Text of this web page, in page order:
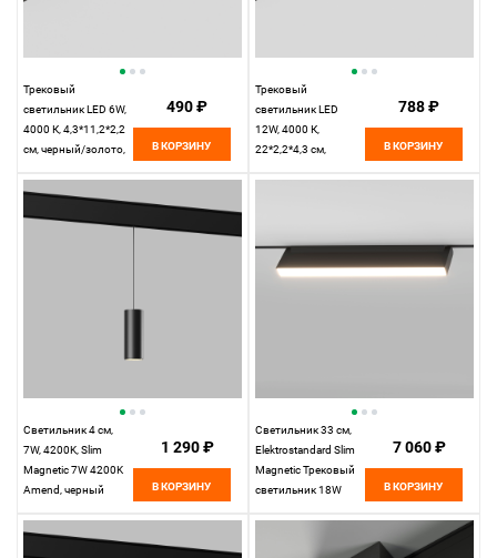
Трековый
светильник LED 6W,
4000 К, 4,3*11,2*2,2
см, черный/золото,
Magnetic 85101/01
490 ₽
В КОРЗИНУ
Трековый
светильник LED
12W, 4000 К,
22*2,2*4,3 см,
788 ₽
В КОРЗИНУ
Светильник 4 см,
7W, 4200K, Slim
Magnetic 7W 4200K
Amend, черный
1 290 ₽
В КОРЗИНУ
Светильник 33 см,
Elektrostandard Slim
Magnetic Трековый
светильник 18W
7 060 ₽
В КОРЗИНУ